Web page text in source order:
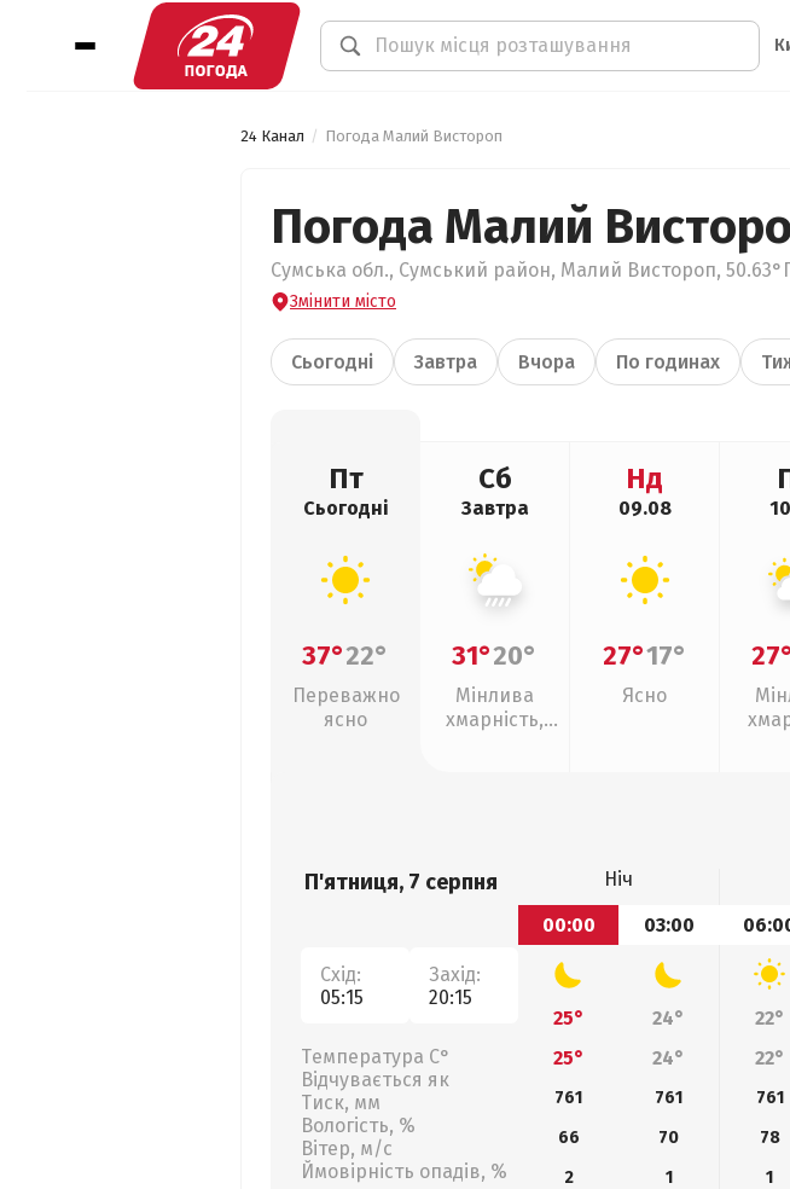
24 Канал Погода Малий Вистороп
Погода Малий
Сумська обл., Сумський район, Малий Вистороп,
Змінити місто
Сьогодні Завтра Вчора По годинах
Пт
Сьогодні
37°22°
Переважно
ясно
Сб
Завтра
31°20°
Мінлива
хмарність,
Нд
09.08
27°17°
Ясно
27°
П'ятниця, 7 серпня
Схід:
05:15
Захід:
20:15
Температура С°
Відчувається як
Тиск, мм
Вологість, %
Вітер, м/с
Ймовірність опадів, %
Ніч
00:00
03:00
25° 24° 22°
25°
24° 22°
761 761 761
66
70 78
2
1 1